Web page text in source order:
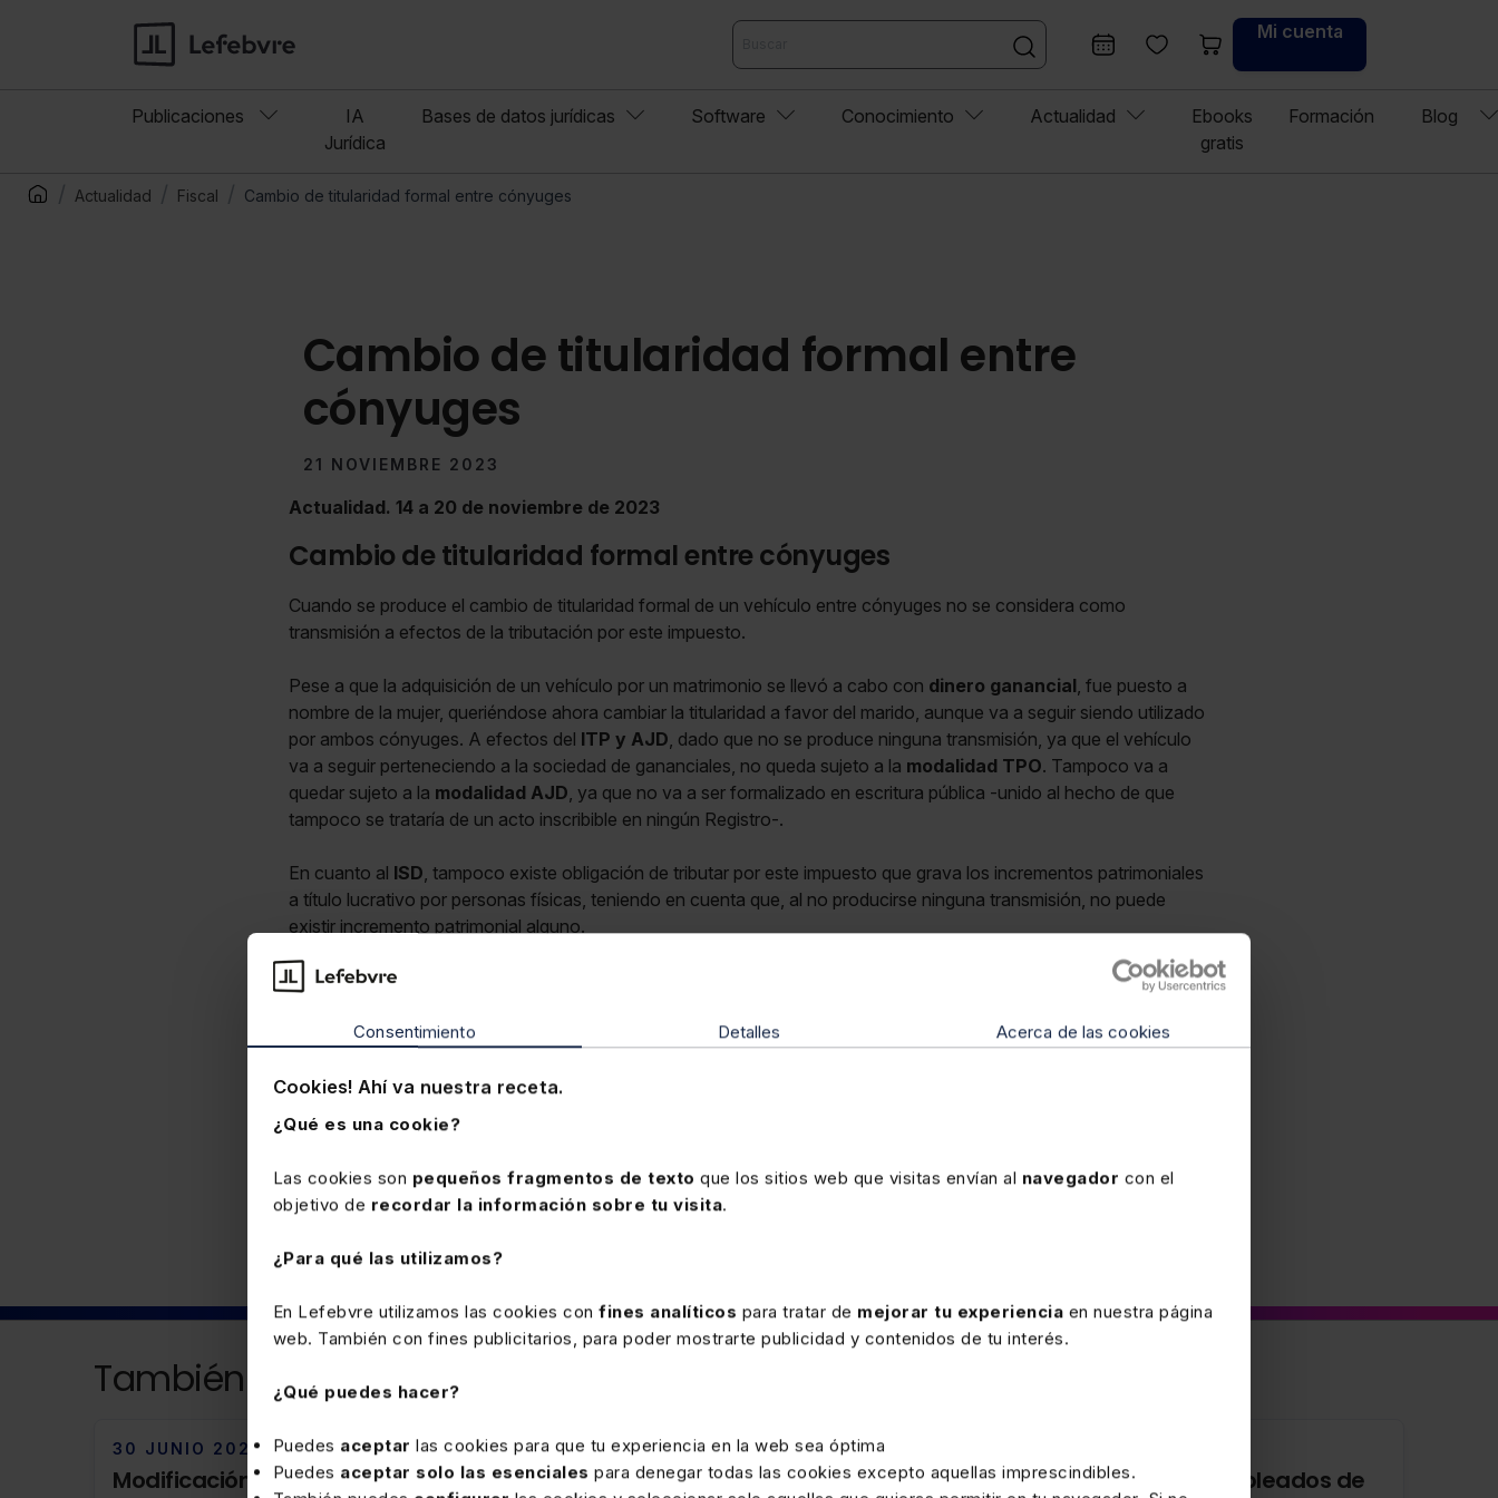
Consentimiento Detalles Acerca de las cookies
Cookies! Ahí va nuestra receta.
¿Qué es una cookie?
Las cookies son pequeños fragmentos de texto que los sitios web que visitas envían al navegador con el
objetivo de recordar la información sobre tu visita.
¿Para qué las utilizamos?
En Lefebvre utilizamos las cookies con fines analíticos para tratar de mejorar tu experiencia en nuestra página
web. También con fines publicitarios, para poder mostrarte publicidad y contenidos de tu interés.
¿Qué puedes hacer?
Puedes aceptar las cookies para que tu experiencia en la web sea óptima
Puedes aceptar solo las esenciales para denegar todas las cookies excepto aquellas imprescindibles.
Mi cuenta
Publicaciones
IA
Jurídica
Bases de datos jurídicas Software Conocimiento Actualidad
Ebooks
gratis
Formación Blog
Actualidad Fiscal Cambio de titularidad formal entre cónyuges
Cambio de titularidad formal entre
cónyuges
21 NOVIEMBRE 2023
Actualidad. 14 a 20 de noviembre de 2023
Cambio de titularidad formal entre cónyuges
Cuando se produce el cambio de titularidad formal de un vehículo entre cónyuges no se considera como
transmisión a efectos de la tributación por este impuesto.
Pese a que la adquisición de un vehículo por un matrimonio se llevó a cabo con dinero ganancial, fue puesto a
nombre de la mujer, queriéndose ahora cambiar la titularidad a favor del marido, aunque va a seguir siendo utilizado
por ambos cónyuges. A efectos del ITP y AJD, dado que no se produce ninguna transmisión, ya que el vehículo
va a seguir perteneciendo a la sociedad de gananciales, no queda sujeto a la modalidad TPO. Tampoco va a
quedar sujeto a la modalidad AJD, ya que no va a ser formalizado en escritura pública -unido al hecho de que
tampoco se trataría de un acto inscribible en ningún Registro-.
En cuanto al ISD, tampoco existe obligación de tributar por este impuesto que grava los incrementos patrimoniales
a título lucrativo por personas físicas, teniendo en cuenta que, al no producirse ninguna transmisión, no puede
existir incremento patrimonial alguno.
Pese a no quedar sujeto ni a ITP y AJD ni a ISD, si a efectos de realizar el cambio de titularidad ante la Dirección
casilla “no sujeto”.DGT CV 30-6-23 EDD 2023/632326
Fiscal
También puede interesarte
30 JUNIO 2026
Modificación del tipo de
16 DICIEMBRE 2025
Precios medios en el mercado
Retribución de los empleados de